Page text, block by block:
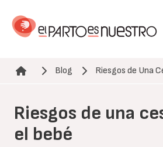
contenido
Ruta de navegación
Blog Riesgos de Una
Riesgos de una
el bebé